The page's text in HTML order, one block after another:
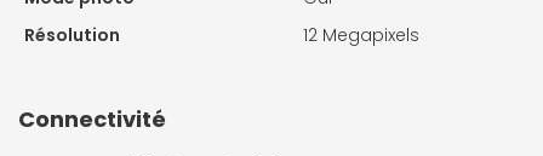
Résolution
12 Megapixels
Connectivité